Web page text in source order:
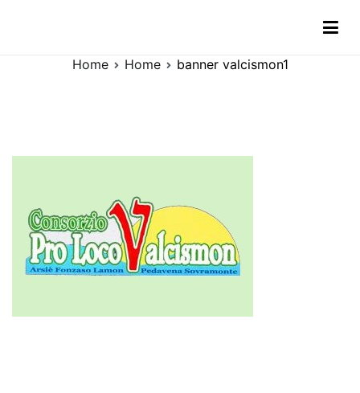
Home Home banner valcismon1